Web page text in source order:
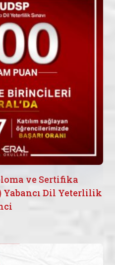
ve Sertifika
Yabancı Dil Yeterlilik